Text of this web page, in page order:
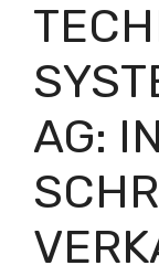
AG: